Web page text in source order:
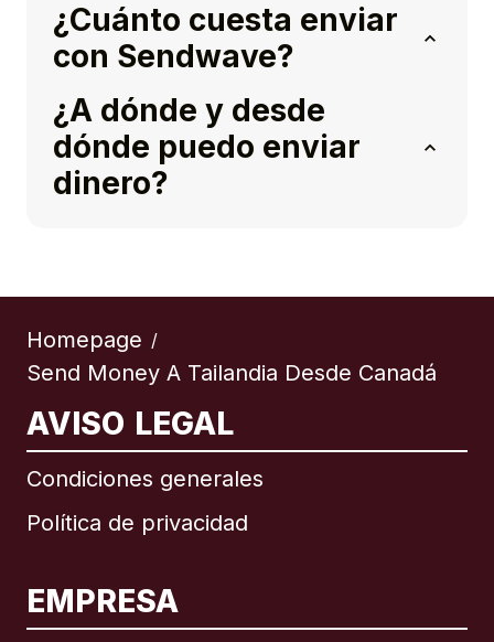
¿Cuánto cuesta enviar
con Sendwave?
¿A dónde y desde
dónde puedo enviar
dinero?
Homepage /
Send Money A Tailandia Desde Canadá
AVISO LEGAL
Condiciones generales
Política de privacidad
EMPRESA